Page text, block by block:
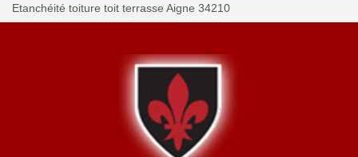
Etanchéité toiture toit terrasse Aigne 34210